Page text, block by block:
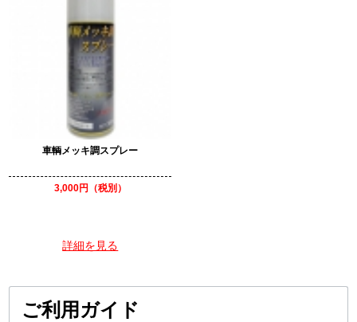
車輌メッキ調スプレー
3,000円（税別）
詳細を見る
ご利用ガイド